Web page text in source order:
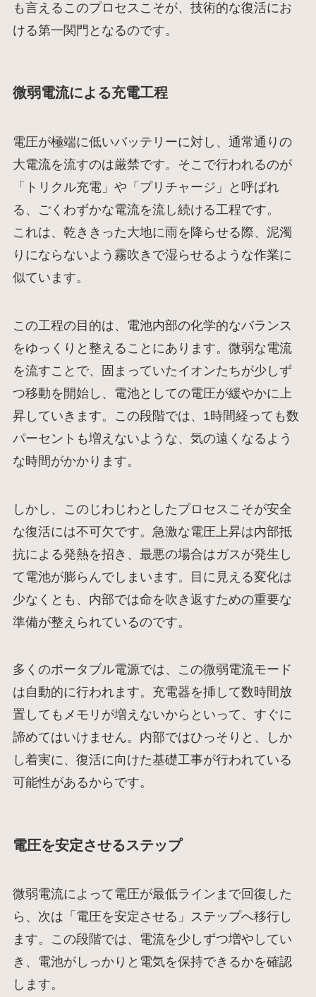
も言えるこのプロセスこそが、技術的な復活にお
ける第一関門となるのです。
微弱電流による充電工程
電圧が極端に低いバッテリーに対し、通常通りの
大電流を流すのは厳禁です。そこで行われるのが
「トリクル充電」や「プリチャージ」と呼ばれ
る、ごくわずかな電流を流し続ける工程です。
これは、乾ききった大地に雨を降らせる際、泥濁
りにならないよう霧吹きで湿らせるような作業に
似ています。
この工程の目的は、電池内部の化学的なバランス
をゆっくりと整えることにあります。微弱な電流
を流すことで、固まっていたイオンたちが少しず
つ移動を開始し、電池としての電圧が緩やかに上
昇していきます。この段階では、1時間経っても数
パーセントも増えないような、気の遠くなるよう
な時間がかかります。
しかし、このじわじわとしたプロセスこそが安全
な復活には不可欠です。急激な電圧上昇は内部抵
抗による発熱を招き、最悪の場合はガスが発生し
て電池が膨らんでしまいます。目に見える変化は
少なくとも、内部では命を吹き返すための重要な
準備が整えられているのです。
多くのポータブル電源では、この微弱電流モード
は自動的に行われます。充電器を挿して数時間放
置してもメモリが増えないからといって、すぐに
諦めてはいけません。内部ではひっそりと、しか
し着実に、復活に向けた基礎工事が行われている
可能性があるからです。
電圧を安定させるステップ
微弱電流によって電圧が最低ラインまで回復した
ら、次は「電圧を安定させる」ステップへ移行し
ます。この段階では、電流を少しずつ増やしてい
き、電池がしっかりと電気を保持できるかを確認
します。